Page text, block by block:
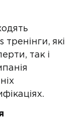
які
так і